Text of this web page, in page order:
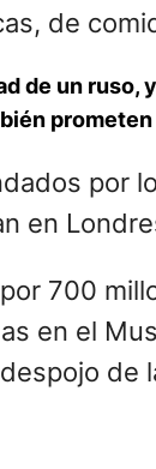
de
de un ruso,
por
en
700
en el
de